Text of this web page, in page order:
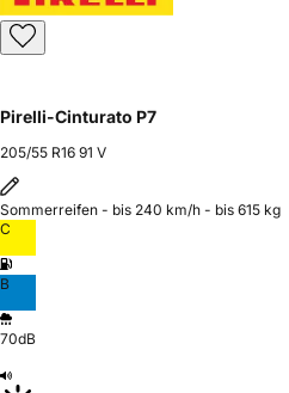
Pirelli-Cinturato P7
205/55 R16 91 V
Sommerreifen - bis 240 km/h - bis 615 kg
C
B
70dB